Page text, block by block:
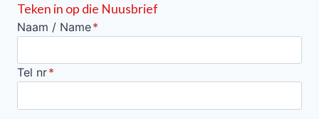
Teken in op die Nuusbrief
Naam / Name*
Tel nr*